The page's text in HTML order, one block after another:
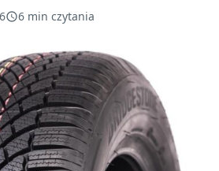
6 min czytania